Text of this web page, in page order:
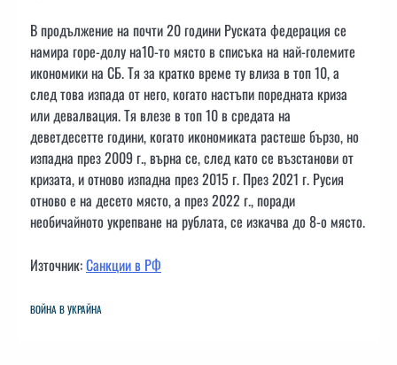
В продължение на почти 20 години Руската федерация се
намира горе-долу на10-то място в списъка на най-големите
икономики на СБ. Тя за кратко време ту влиза в топ 10, а
след това изпада от него, когато настъпи поредната криза
или девалвация. Тя влезе в топ 10 в средата на
деветдесетте години, когато икономиката растеше бързо, но
изпадна през 2009 г., върна се, след като се възстанови от
кризата, и отново изпадна през 2015 г. През 2021 г. Русия
отново е на десето място, а през 2022 г., поради
необичайното укрепване на рублата, се изкачва до 8-о място.
Източник:Санкции в РФ
ВОЙНА В УКРАЙНА